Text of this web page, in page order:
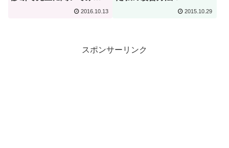
2016.10.13 2015.10.29
スポンサーリンク